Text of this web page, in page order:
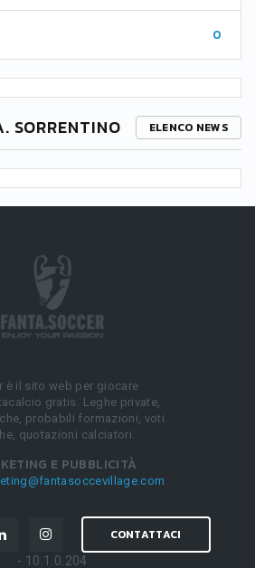
0
SORRENTINO ELENCO NEWS
è il sito web per giocare
gratis. Leghe private,
probabili formazioni, voti
quotazioni calciatori.
E PUBBLICITÀ
CONTATTACI
- 10.1.0.204